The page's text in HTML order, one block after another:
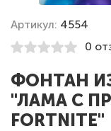
Артикул: 4554
0
ФОНТАН
"ЛАМА С
FORTNITE"